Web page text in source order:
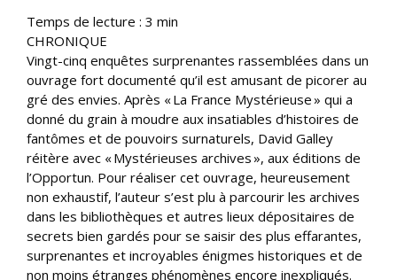
Temps de lecture : 3 min
CHRONIQUE
Vingt-cinq enquêtes surprenantes rassemblées dans un
ouvrage fort documenté qu’il est amusant de picorer au
gré des envies. Après « La France Mystérieuse » qui a
donné du grain à moudre aux insatiables d’histoires de
fantômes et de pouvoirs surnaturels, David Galley
réitère avec « Mystérieuses archives », aux éditions de
l’Opportun. Pour réaliser cet ouvrage, heureusement
non exhaustif, l’auteur s’est plu à parcourir les archives
dans les bibliothèques et autres lieux dépositaires de
secrets bien gardés pour se saisir des plus effarantes,
surprenantes et incroyables énigmes historiques et de
non moins étranges phénomènes encore inexpliqués.